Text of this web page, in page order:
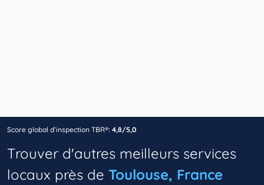
Score global d’inspection TBR®: 4,8/5,0
Trouver d'autres meilleurs services
locaux près de Toulouse, France